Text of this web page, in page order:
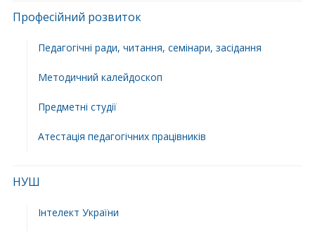
Професійний розвиток
Педагогічні ради, читання, семінари, засідання
Методичний калейдоскоп
Предметні студії
Атестація педагогічних працівників
НУШ
Інтелект України